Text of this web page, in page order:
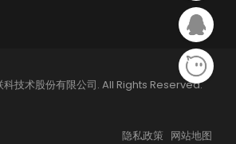
技术股份有限公司. All Rights Reserved.
隐私政策 网站地图